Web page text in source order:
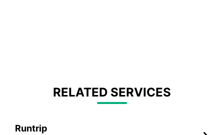
RELATED SERVICES
Runtrip